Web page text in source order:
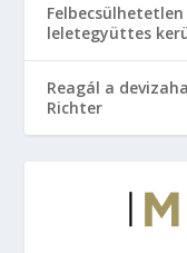
leletegyüttes
Reagál a
Richter